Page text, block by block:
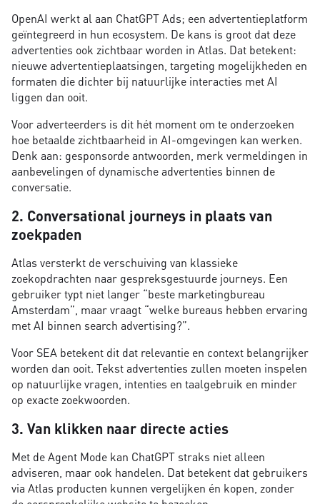
OpenAI werkt al aan ChatGPT Ads; een advertentieplatform
geïntegreerd in hun ecosystem. De kans is groot dat deze
advertenties ook zichtbaar worden in Atlas. Dat betekent:
nieuwe advertentieplaatsingen, targeting mogelijkheden en
formaten die dichter bij natuurlijke interacties met AI
liggen dan ooit.
Voor adverteerders is dit hét moment om te onderzoeken
hoe betaalde zichtbaarheid in AI-omgevingen kan werken.
Denk aan: gesponsorde antwoorden, merk vermeldingen in
aanbevelingen of dynamische advertenties binnen de
conversatie.
2. Conversational journeys in plaats van
zoekpaden
Atlas versterkt de verschuiving van klassieke
zoekopdrachten naar gespreksgestuurde journeys. Een
gebruiker typt niet langer “beste marketingbureau
Amsterdam”, maar vraagt “welke bureaus hebben ervaring
met AI binnen search advertising?”.
Voor SEA betekent dit dat relevantie en context belangrijker
worden dan ooit. Tekst advertenties zullen moeten inspelen
op natuurlijke vragen, intenties en taalgebruik en minder
op exacte zoekwoorden.
3. Van klikken naar directe acties
Met de Agent Mode kan ChatGPT straks niet alleen
adviseren, maar ook handelen. Dat betekent dat gebruikers
via Atlas producten kunnen vergelijken én kopen, zonder